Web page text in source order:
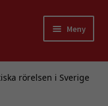
Meny
rörelsen i Sverige